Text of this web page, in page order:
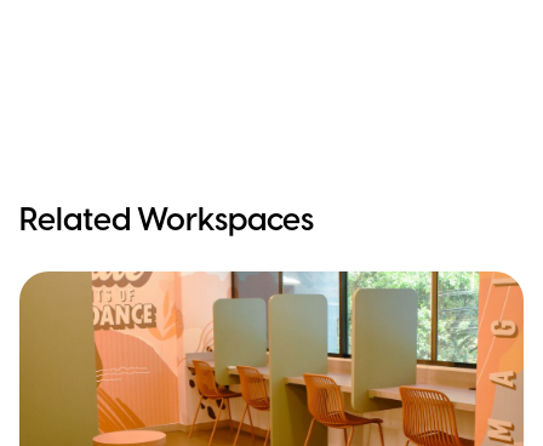
Related Workspaces